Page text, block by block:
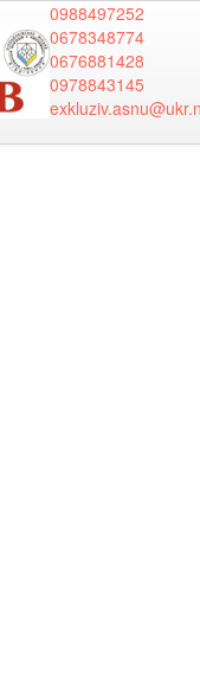
0988497252
0678348774
0676881428
0978843145